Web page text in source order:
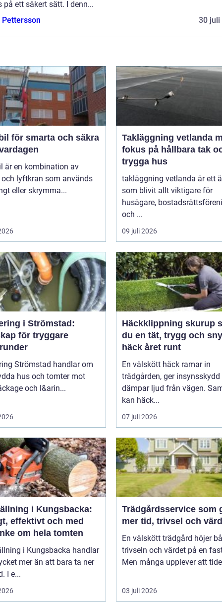
på ett säkert sätt. I denn...
30 juli
för smarta och säkra
är en kombination av
lyftkran som används
eller skrymma...
Takläggning vetlanda
fokus på hållbara tak
trygga hus
takläggning vetlanda är ett
som blivit allt viktigare för
husägare,
och ...
09 juli 2026
i Strömstad:
för tryggare
Strömstad handlar om
hus och tomter mot
och l&arin...
Häckklippning skurup så får
du en tät, trygg och
häck året runt
En välskött häck ramar in
trädgården, ger insynsskydd
dämpar ljud från vägen.
kan häck...
07 juli 2026
i Kungsbacka:
effektivt och med
om hela tomten
i Kungsbacka handlar
mer än att bara ta ner
I e...
Trädgårdsservice som
mer tid, trivsel och
En välskött trädgård höjer
trivseln och värdet på en
Men många upplever att
03 juli 2026